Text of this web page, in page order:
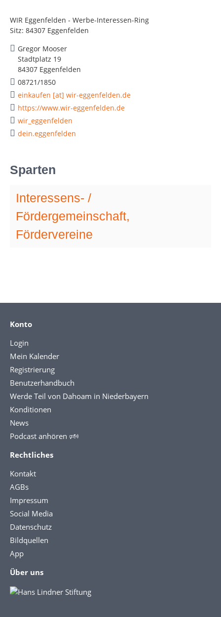
WIR Eggenfelden - Werbe-Interessen-Ring
Sitz: 84307 Eggenfelden
Gregor Mooser
Stadtplatz 19
84307 Eggenfelden
08721/1850
einkaufen [at] wir-eggenfelden.de
https://www.wir-eggenfelden.de
wir_eggenfelden
dein.eggenfelden
Sparten
Interessens- /
Fördergemeinschaft,
Fördervereine
Konto
Login
Mein Kalender
Registrierung
Benutzerhandbuch
Werde Teil von Dahoam in Niederbayern
Konditionen
News
Podcast anhören 🕬
Rechtliches
Kontakt
AGBs
Impressum
Social Media
Datenschutz
Bildquellen
App
Über uns